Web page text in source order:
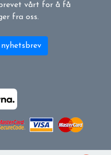
vårt for å få
fra oss.